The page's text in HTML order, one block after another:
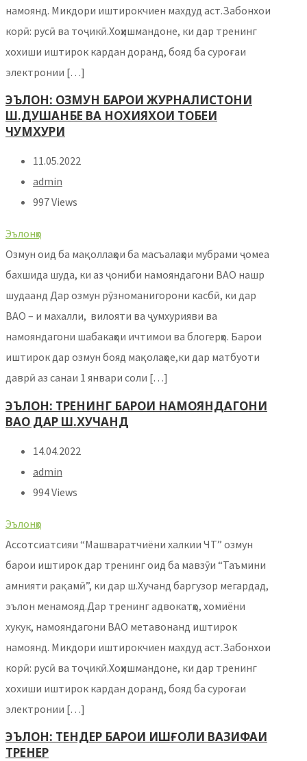
намоянд. Микдори иштирокчиен махдуд аст.Забонхои
корӣ: русӣ ва тоҷикӣ.Хоҳишмандоне, ки дар тренинг
хохиши иштирок кардан доранд, бояд ба суроғаи
электронии […]
ЭЪЛОН: ОЗМУН БАРОИ ЖУРНАЛИСТОНИ
Ш.ДУШАНБЕ ВА НОХИЯХОИ ТОБЕИ
ЧУМХУРИ
11.05.2022
admin
997 Views
Эълонҳо
Озмун оид ба мақоллаҳои ба масъалаҳои мубрами ҷомеа
бахшида шуда, ки аз ҷониби намояндагони ВАО нашр
шудаанд Дар озмун рӯзноманигорони касбӣ, ки дар
ВАО – и махалли, вилояти ва ҷумхурияви ва
намояндагони шабакаҳои ичтимои ва блогерҳо. Барои
иштирок дар озмун бояд мақолаҳое,ки дар матбуоти
даврӣ аз санаи 1 январи соли […]
ЭЪЛОН: ТРЕНИНГ БАРОИ НАМОЯНДАГОНИ
ВАО ДАР Ш.ХУЧАНД
14.04.2022
admin
994 Views
Эълонҳо
Ассотсиатсияи “Машваратчиёни халкии ЧТ” озмун
барои иштирок дар тренинг оид ба мавзӯи “Таъмини
амнияти рақамӣ”, ки дар ш.Хучанд баргузор мегардад,
эълон менамояд.Дар тренинг адвокатҳо, хомиёни
хукук, намояндагони ВАО метавонанд иштирок
намоянд. Микдори иштирокчиен махдуд аст.Забонхои
корӣ: русӣ ва тоҷикӣ.Хоҳишмандоне, ки дар тренинг
хохиши иштирок кардан доранд, бояд ба суроғаи
электронии […]
ЭЪЛОН: ТЕНДЕР БАРОИ ИШҒОЛИ ВАЗИФАИ
ТРЕНЕР